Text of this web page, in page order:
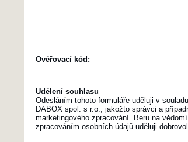
Ověřovací kód:
Udělení souhlasu
Odesláním tohoto formuláře uděluji v
DABOX spol. s r.o., jakožto správci a
marketingového zpracování. Beru na
zpracováním osobních údajů uděluji